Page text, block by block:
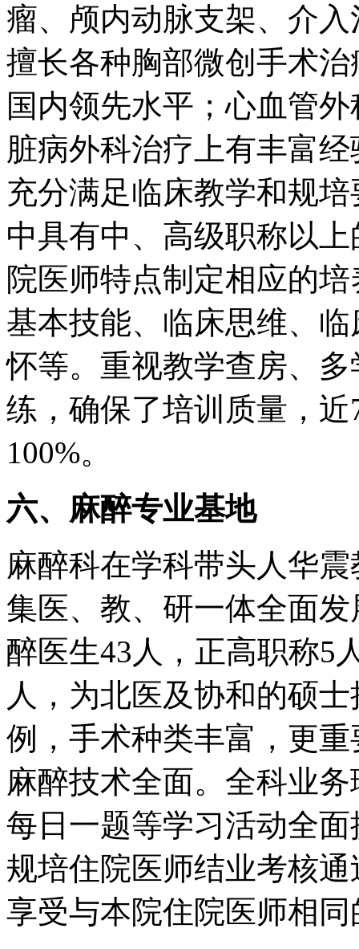
瘤、颅内动脉支架、介
擅长各种胸部微创手术
国内领先水平；心血管
脏病外科治疗上有丰富
充分满足临床教学和规
中具有中、高级职称以
院医师特点制定相应的
基本技能、临床思维、
怀等。重视教学查房、
练，确保了培训质量，
100%。
六、麻醉专业基地
麻醉科在学科带头人华
集医、教、研一体全面
醉医生43人，正高职称5
人，为北医及协和的硕
例，手术种类丰富，更
麻醉技术全面。全科业
每日一题等学习活动全
规培住院医师结业考核
享受与本院住院医师相